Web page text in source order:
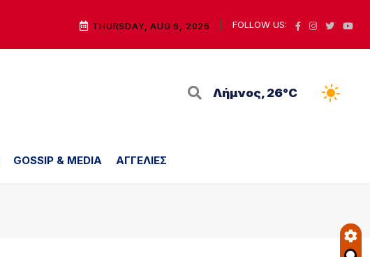
THURSDAY, AUG 6, 2026 FOLLOW US:
Λήμνος, 26°C
GOSSIP & MEDIA ΑΓΓΕΛΙΕΣ